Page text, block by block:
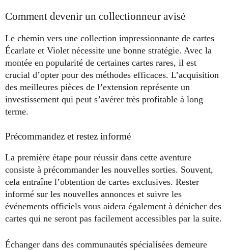
Comment devenir un collectionneur avisé
Le chemin vers une collection impressionnante de cartes
Écarlate et Violet nécessite une bonne stratégie. Avec la
montée en popularité de certaines cartes rares, il est
crucial d’opter pour des méthodes efficaces. L’acquisition
des meilleures pièces de l’extension représente un
investissement qui peut s’avérer très profitable à long
terme.
Précommandez et restez informé
La première étape pour réussir dans cette aventure
consiste à précommander les nouvelles sorties. Souvent,
cela entraîne l’obtention de cartes exclusives. Rester
informé sur les nouvelles annonces et suivre les
événements officiels vous aidera également à dénicher des
cartes qui ne seront pas facilement accessibles par la suite.
Échanger dans des communautés spécialisées demeure